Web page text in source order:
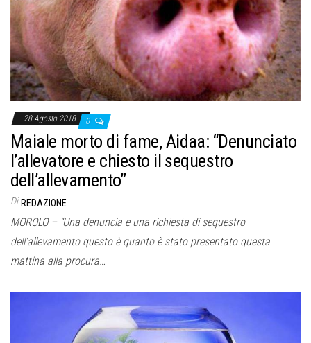
28 Agosto 2018 0
Maiale morto di fame, Aidaa: “Denunciato
l’allevatore e chiesto il sequestro
dell’allevamento”
Di REDAZIONE
MOROLO – “Una denuncia e una richiesta di sequestro
dell’allevamento questo è quanto è stato presentato questa
mattina alla procura…